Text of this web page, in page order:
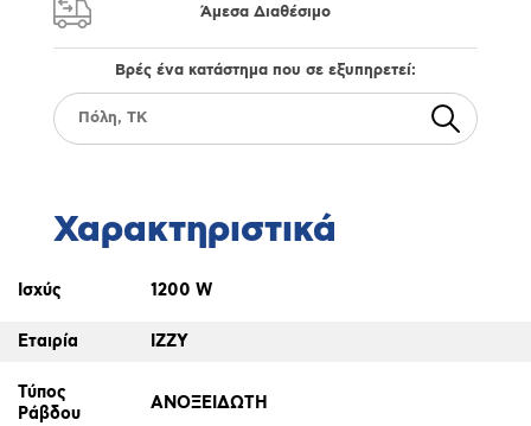
Άμεσα Διαθέσιμο
Βρές ένα κατάστημα που σε εξυπηρετεί:
Χαρακτηριστικά
Ισχύς 1200 W
Εταιρία IZZY
Τύπος
Ράβδου
ΑΝΟΞΕΙΔΩΤΗ